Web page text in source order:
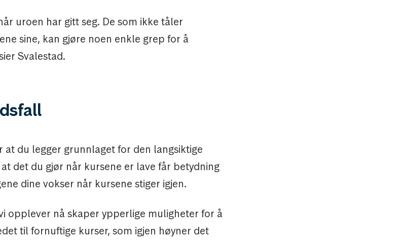
uroen har gitt seg. De som ikke tåler
sine, kan gjøre noen enkle grep for å
Svalestad.
at du legger grunnlaget for den langsiktige
det du gjør når kursene er lave får betydning
dine vokser når kursene stiger igjen.
opplever nå skaper ypperlige muligheter for å
til fornuftige kurser, som igjen høyner det